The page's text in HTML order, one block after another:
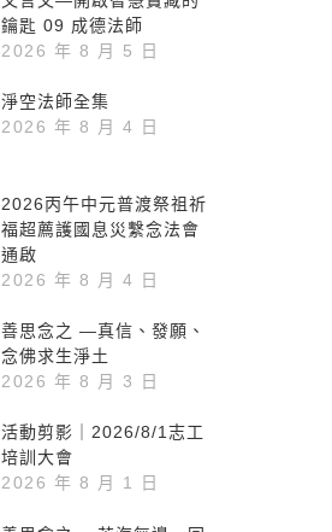
鑰匙 09 成德法師
2026 年 8 月 5 日
淨空法師全集
2026 年 8 月 4 日
2026丙午中元普渡祭祖祈
福超薦護國息災繫念法會
通啟
2026 年 8 月 4 日
善思念之 —真信、發願、
念佛求生淨土
2026 年 8 月 3 日
活動剪影｜2026/8/1志工
培訓大會
2026 年 8 月 1 日